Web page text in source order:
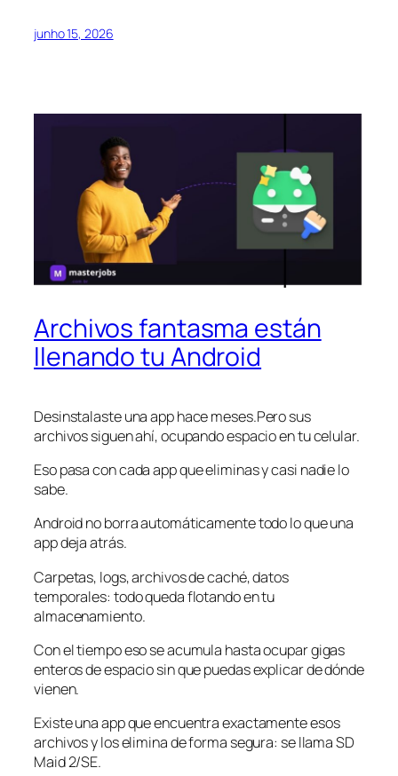
junho 15, 2026
Archivos fantasma están
llenando tu Android
Desinstalaste una app hace meses.Pero sus
archivos siguen ahí, ocupando espacio en tu celular.
Eso pasa con cada app que eliminas y casi nadie lo
sabe.
Android no borra automáticamente todo lo que una
app deja atrás.
Carpetas, logs, archivos de caché, datos
temporales: todo queda flotando en tu
almacenamiento.
Con el tiempo eso se acumula hasta ocupar gigas
enteros de espacio sin que puedas explicar de dónde
vienen.
Existe una app que encuentra exactamente esos
archivos y los elimina de forma segura: se llama SD
Maid 2/SE.